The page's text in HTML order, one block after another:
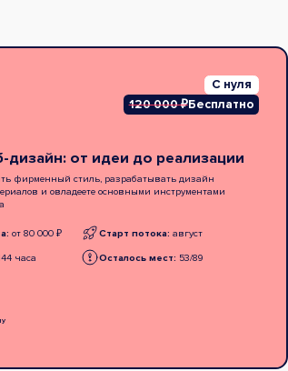
С нуля
120 000 ₽Бесплатно
дизайн: от идеи до реализации
фирменный стиль, разрабатывать дизайн
и овладеете основными инструментами
от 80 000 ₽ Старт потока: август
часа Осталось мест: 53/89